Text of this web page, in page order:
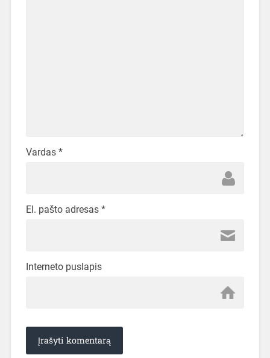
Vardas *
El. pašto adresas *
Interneto puslapis